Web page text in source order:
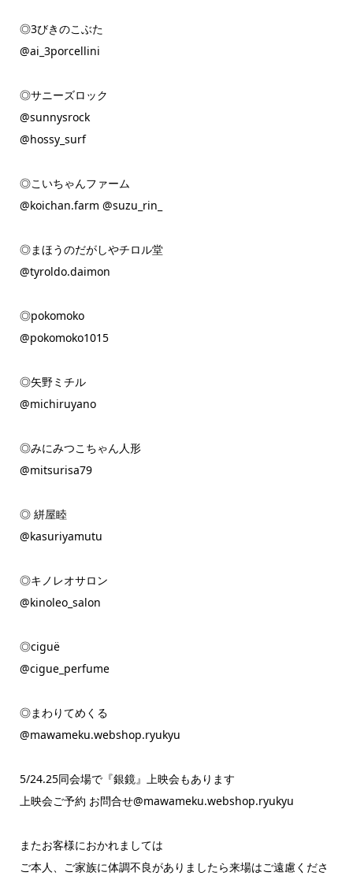
◎3びきのこぶた
@ai_3porcellini
◎サニーズロック
@sunnysrock
@hossy_surf
◎こいちゃんファーム
@koichan.farm @suzu_rin_
◎まほうのだがしやチロル堂
@tyroldo.daimon
◎pokomoko
@pokomoko1015
◎矢野ミチル
@michiruyano
◎みにみつこちゃん人形
@mitsurisa79
◎ 絣屋睦
@kasuriyamutu
◎キノレオサロン
@kinoleo_salon
◎ciguë
@cigue_perfume
◎まわりてめくる
@mawameku.webshop.ryukyu
5/24.25同会場で『銀鏡』上映会もあります
上映会ご予約 お問合せ@mawameku.webshop.ryukyu
またお客様におかれましては
ご本人、ご家族に体調不良がありましたら来場はご遠慮くださ